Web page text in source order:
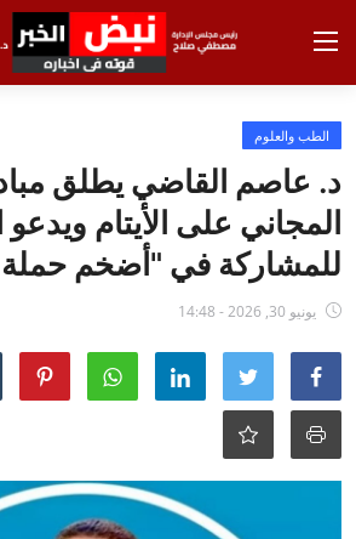
تسجيل الدخول
الرئيسية
الاخبار
الاقتصاد
الحوادث
التعليم
الطب والعلوم
د. عاصم القاضي يطلق
المجاني على الأيتام ويدعو
للمشاركة في "أضخم حملة
يونيو 30, 2026 - 14:48